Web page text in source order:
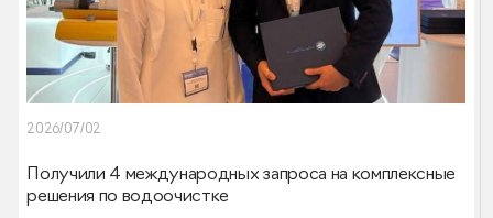
2026/07/02
Получили 4 международных запроса на комплексные
решения по водоочистке